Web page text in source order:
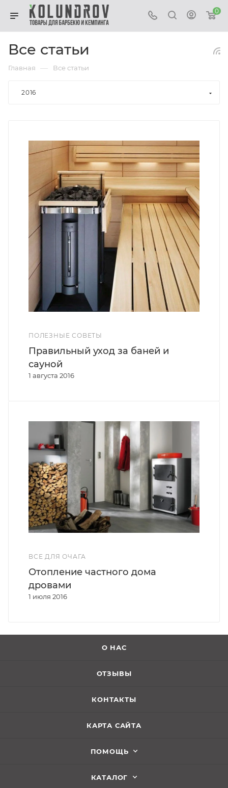
0
Все статьи
Главная — Все статьи
2016
ПОЛЕЗНЫЕ СОВЕТЫ
1 августа 2016
Правильный уход за баней и
сауной
ВСЕ ДЛЯ ОЧАГА
1 июля 2016
Отопление частного дома
дровами
О НАС
ОТЗЫВЫ
КОНТАКТЫ
КАРТА САЙТА
ПОМОЩЬ
КАТАЛОГ